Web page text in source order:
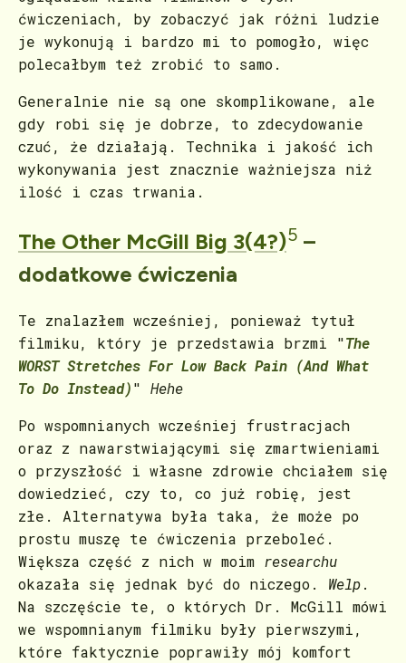
ćwiczeniach, by zobaczyć jak różni ludzie
je wykonują i bardzo mi to pomogło, więc
polecałbym też zrobić to samo.
Generalnie nie są one skomplikowane, ale
gdy robi się je dobrze, to zdecydowanie
czuć, że działają. Technika i jakość ich
wykonywania jest znacznie ważniejsza niż
ilość i czas trwania.
The Other McGill Big 3(4?)5 –
dodatkowe ćwiczenia
Te znalazłem wcześniej, ponieważ tytuł
filmiku, który je przedstawia brzmi "The
WORST Stretches For Low Back Pain (And What
To Do Instead)" Hehe
Po wspomnianych wcześniej frustracjach
oraz z nawarstwiającymi się zmartwieniami
o przyszłość i własne zdrowie chciałem się
dowiedzieć, czy to, co już robię, jest
złe. Alternatywa była taka, że może po
prostu muszę te ćwiczenia przeboleć.
Większa część z nich w moim researchu
okazała się jednak być do niczego. Welp.
Na szczęście te, o których Dr. McGill mówi
we wspomnianym filmiku były pierwszymi,
które faktycznie poprawiły mój komfort